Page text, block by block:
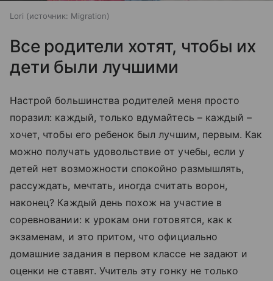
Lori источник: Migration
Все родители хотят, чтобы их
дети были лучшими
Настрой большинства родителей меня просто
поразил: каждый, только вдумайтесь – каждый –
хочет, чтобы его ребенок был лучшим, первым. Как
можно получать удовольствие от учебы, если у
детей нет возможности спокойно размышлять,
рассуждать, мечтать, иногда считать ворон,
наконец? Каждый день похож на участие в
соревновании: к урокам они готовятся, как к
экзаменам, и это притом, что официально
домашние задания в первом классе не задают и
оценки не ставят. Учитель эту гонку не только